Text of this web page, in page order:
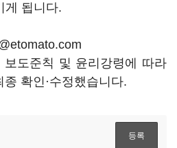
게 됩니다.
도준칙 및 윤리강령에 따라
확인·수정했습니다.